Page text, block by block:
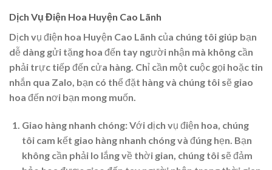
Dịch Vụ Điện Hoa Huyện Cao Lãnh
Dịch vụ điện hoa Huyện Cao Lãnh của chúng tôi giúp bạn
dễ dàng gửi tặng hoa đến tay người nhận mà không cần
phải trực tiếp đến cửa hàng. Chỉ cần một cuộc gọi hoặc tin
nhắn qua Zalo, bạn có thể đặt hàng và chúng tôi sẽ giao
hoa đến nơi bạn mong muốn.
Giao hàng nhanh chóng: Với dịch vụ điện hoa, chúng
tôi cam kết giao hàng nhanh chóng và đúng hẹn. Bạn
không cần phải lo lắng về thời gian, chúng tôi sẽ đảm